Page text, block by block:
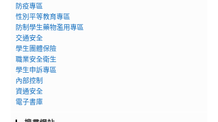
防疫專區
性別平等教育專區
防制學生藥物濫用專區
交通安全
學生團體保險
職業安全衛生
學生申訴專區
內部控制
資通安全
電子書庫